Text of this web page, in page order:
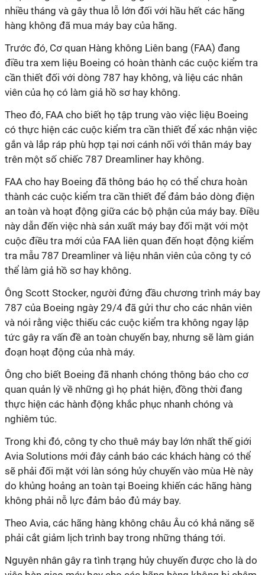
nhiều tháng và gây thua lỗ lớn đối với hầu hết các hãng
hàng không đã mua máy bay của hãng.
Trước đó, Cơ quan Hàng không Liên bang (FAA) đang
điều tra xem liệu Boeing có hoàn thành các cuộc kiểm tra
cần thiết đối với dòng 787 hay không, và liệu các nhân
viên của họ có làm giả hồ sơ hay không.
Theo đó, FAA cho biết họ tập trung vào việc liệu Boeing
có thực hiện các cuộc kiểm tra cần thiết để xác nhận việc
gắn và lắp ráp phù hợp tại nơi cánh nối với thân máy bay
trên một số chiếc 787 Dreamliner hay không.
FAA cho hay Boeing đã thông báo họ có thể chưa hoàn
thành các cuộc kiểm tra cần thiết để đảm bảo dòng điện
an toàn và hoạt động giữa các bộ phận của máy bay. Điều
này dẫn đến việc nhà sản xuất máy bay đối mặt với một
cuộc điều tra mới của FAA liên quan đến hoạt động kiểm
tra mẫu 787 Dreamliner và liệu nhân viên của công ty có
thể làm giả hồ sơ hay không.
Ông Scott Stocker, người đứng đầu chương trình máy bay
787 của Boeing ngày 29/4 đã gửi thư cho các nhân viên
và nói rằng việc thiếu các cuộc kiểm tra không ngay lập
tức gây ra vấn đề an toàn chuyến bay, nhưng sẽ làm gián
đoạn hoạt động của nhà máy.
Ông cho biết Boeing đã nhanh chóng thông báo cho cơ
quan quản lý về những gì họ phát hiện, đồng thời đang
thực hiện các hành động khắc phục nhanh chóng và
nghiêm túc.
Trong khi đó, công ty cho thuê máy bay lớn nhất thế giới
Avia Solutions mới đây cảnh báo các khách hàng có thể
sẽ phải đối mặt với làn sóng hủy chuyến vào mùa Hè này
do khủng hoảng an toàn tại Boeing khiến các hãng hàng
không phải nỗ lực đảm bảo đủ máy bay.
Theo Avia, các hãng hàng không châu Âu có khả năng sẽ
phải cắt giảm lịch trình bay trong những tháng tới.
Nguyên nhân gây ra tình trạng hủy chuyến được cho là do